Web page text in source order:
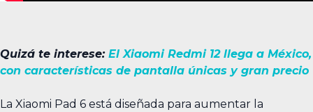
Quizá te interese: El Xiaomi Redmi 12 llega a México,
con características de pantalla únicas y gran precio
La Xiaomi Pad 6 está diseñada para aumentar la